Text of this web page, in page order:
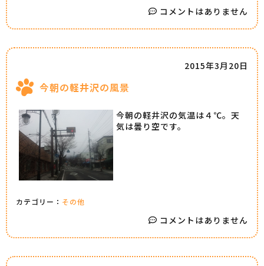
コメントはありません
今朝の軽井沢の風景
2015年3月20日
今朝の軽井沢の気温は４℃。天
気は曇り空です。
カテゴリー： その他
コメントはありません